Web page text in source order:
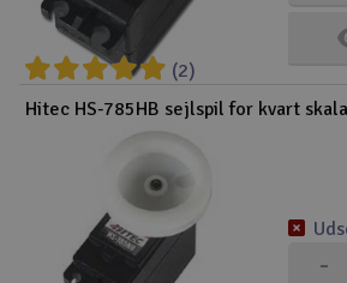
(2)
Hitec HS-785HB sejlspil for kvart skala
-